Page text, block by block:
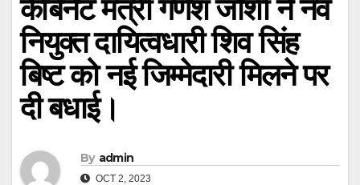
कैबिनेट मंत्री गणेश जोशी ने नव
नियुक्त दायित्वधारी शिव सिंह
बिष्ट को नई जिम्मेदारी मिलने पर
दी बधाई।
By admin
OCT 2, 2023